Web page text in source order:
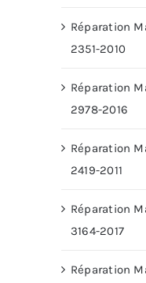
Réparation
2351-2010
Réparation
2978-2016
Réparation
2419-2011
Réparation
3164-2017
Réparation